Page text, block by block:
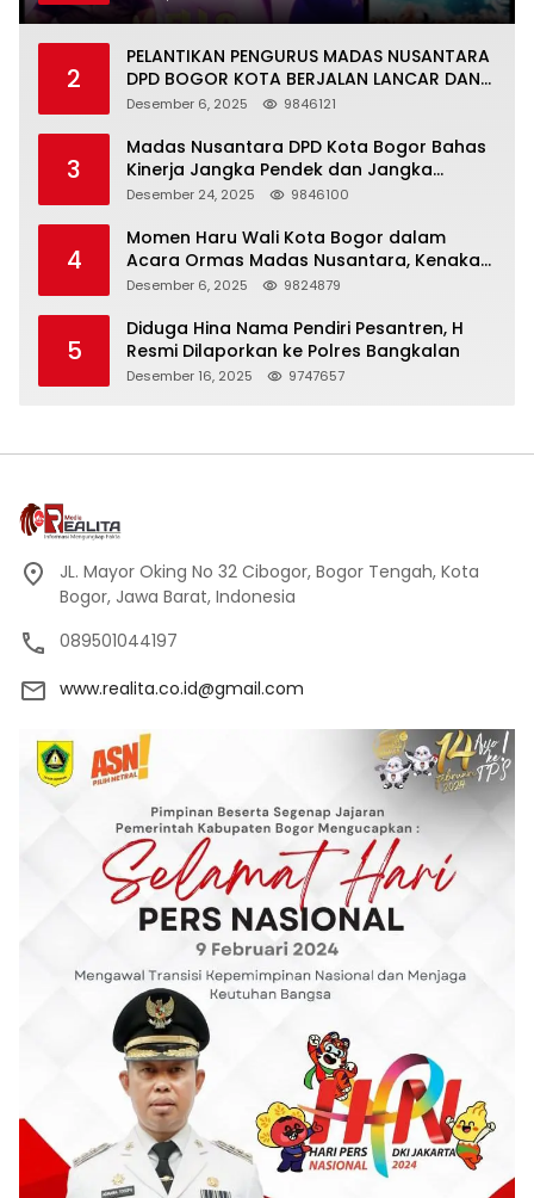
2
PELANTIKAN PENGURUS MADAS NUSANTARA
DPD BOGOR KOTA BERJALAN LANCAR DAN
KHIDMAT
Desember 6, 2025 9846121
3
Madas Nusantara DPD Kota Bogor Bahas
Kinerja Jangka Pendek dan Jangka
Panjang
Desember 24, 2025 9846100
4
Momen Haru Wali Kota Bogor dalam
Acara Ormas Madas Nusantara, Kenakan
Peci Hitam Tinggi sebagai Simbol
Desember 6, 2025 9824879
5
Diduga Hina Nama Pendiri Pesantren, H
Resmi Dilaporkan ke Polres Bangkalan
Desember 16, 2025 9747657
JL. Mayor Oking No 32 Cibogor, Bogor Tengah, Kota
Bogor, Jawa Barat, Indonesia
089501044197
www.realita.co.id@gmail.com